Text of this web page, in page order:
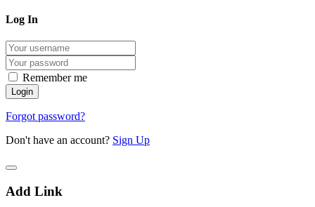
Log In
Remember me
Forgot password?
Don't have an account? Sign Up
Add Link